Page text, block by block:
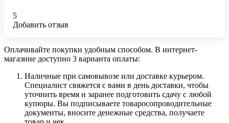
5
Добавить отзыв
Оплачивайте покупки удобным способом. В интернет-
магазине доступно 3 варианта оплаты:
Наличные при самовывозе или доставке курьером.
Специалист свяжется с вами в день доставки, чтобы
уточнить время и заранее подготовить сдачу с любой
купюры. Вы подписываете товаросопроводительные
документы, вносите денежные средства, получаете